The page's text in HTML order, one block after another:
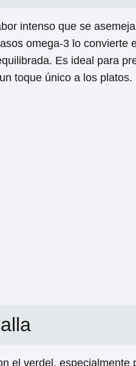
intenso que se
omega-3 lo convierte
Es ideal para
toque único a los platos.
el verdel, especialmente